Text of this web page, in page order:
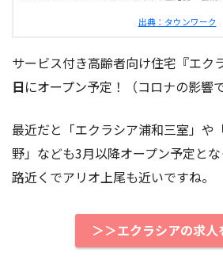
出典：タウンワーク
サービス付き高齢者向け住宅『エク
日にオープン予定！（コロナの影響
最近だと「エクラシア浦和三室」や
野」なども3月以降オープン予定と
路近くでアリオ上尾も近いですね。
＞＞エクラシアの求人